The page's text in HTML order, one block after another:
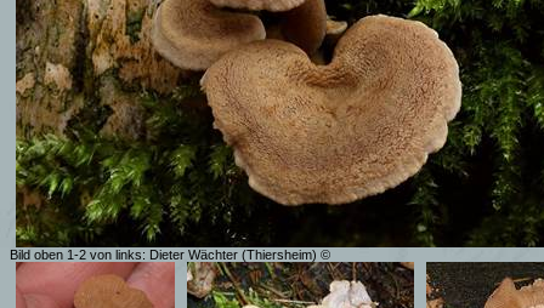
Bild oben 1-2 von links: Dieter Wächter (Thiersheim) ©